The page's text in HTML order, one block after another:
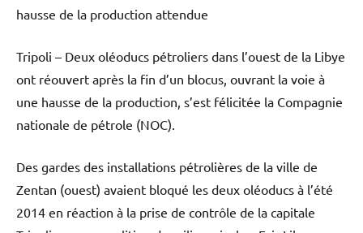
hausse de la production attendue
Tripoli – Deux oléoducs pétroliers dans l’ouest de la Libye
ont réouvert après la fin d’un blocus, ouvrant la voie à
une hausse de la production, s’est félicitée la Compagnie
nationale de pétrole (NOC).
Des gardes des installations pétrolières de la ville de
Zentan (ouest) avaient bloqué les deux oléoducs à l’été
2014 en réaction à la prise de contrôle de la capitale